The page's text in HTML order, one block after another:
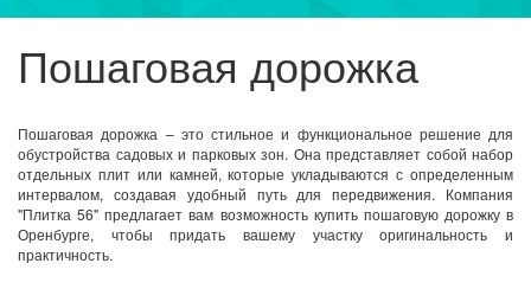
Пошаговая дорожка
Пошаговая дорожка – это стильное и функциональное решение для
обустройства садовых и парковых зон. Она представляет собой набор
отдельных плит или камней, которые укладываются с определенным
интервалом, создавая удобный путь для передвижения. Компания
"Плитка 56" предлагает вам возможность купить пошаговую дорожку в
Оренбурге, чтобы придать вашему участку оригинальность и
практичность.